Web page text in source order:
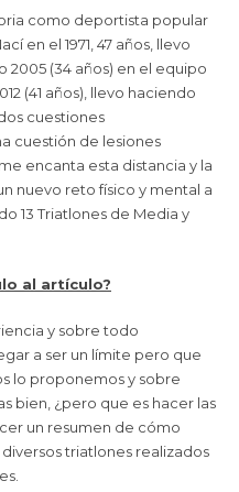
como deportista popular
en el 1971, 47 años, llevo
2005 (34 años) en el equipo
(41 años), llevo haciendo
cuestiones
cuestión de lesiones
encanta esta distancia y la
nuevo reto físico y mental a
13 Triatlones de Media y
al artículo?
y sobre todo
a ser un límite pero que
lo proponemos y sobre
bien, ¿pero que es hacer las
un resumen de cómo
triatlones realizados